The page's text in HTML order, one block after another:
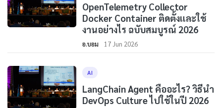
OpenTelemetry Collector
Docker Container ติดตั้งและใช้
งานอย่างไร ฉบับสมบูรณ์ 2026
อ.บอม 17 Jun 2026
AI
LangChain Agent คืออะไร? วิธีนำ
DevOps Culture ไปใช้ในปี 2026